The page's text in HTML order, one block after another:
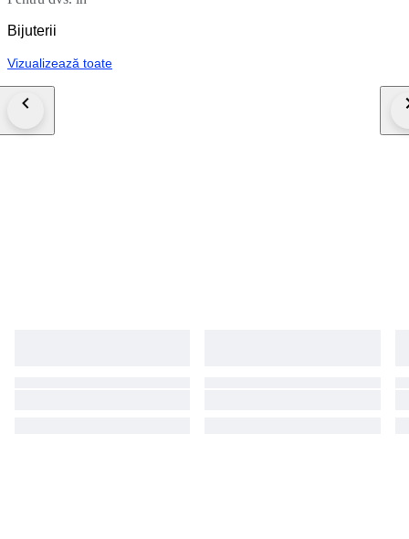
Bijuterii
Vizualizează toate